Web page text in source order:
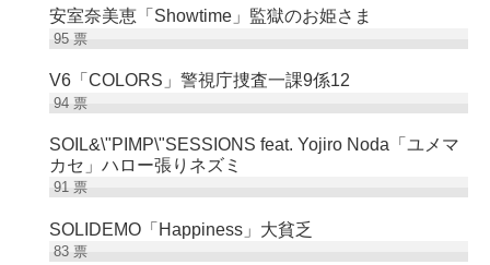
安室奈美恵「Showtime」監獄のお姫さま
95票
V6「COLORS」警視庁捜査一課9係12
94票
SOIL&\"PIMP\"SESSIONS feat. Yojiro Noda「ユメマ
カセ」ハロー張りネズミ
91票
SOLIDEMO「Happiness」大貧乏
83票